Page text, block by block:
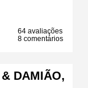
64 avaliações
8 comentários
DAMIÃO,